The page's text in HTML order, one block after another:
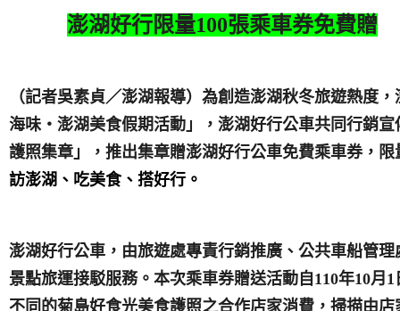
澎湖好行限量100張乘車券免費贈
（記者吳素貞／澎湖報導）為創造澎湖秋冬旅遊熱度
海味‧澎湖美食假期活動」，澎湖好行公車共同行銷
護照集章」，推出集章贈澎湖好行公車免費乘車券，限
訪澎湖、吃美食、搭好行。
澎湖好行公車，由旅遊處專責行銷推廣、公共車船管
景點旅運接駁服務。本次乘車券贈送活動自 110年10月 1
不同的菊島好食光美食護照之合作店家消費，掃描由店